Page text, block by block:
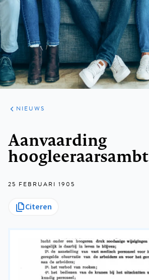
ARTIKELEN
HET
KORT
NIEUWS
Aanvaarding
hoogleeraarsambt
25 FEBRUARI 1905
Citeren